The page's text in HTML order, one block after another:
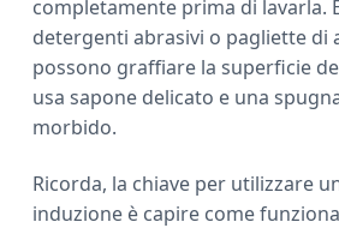
completamente prima di lavarla.
detergenti abrasivi o pagliette di
possono graffiare la superficie
usa sapone delicato e una
morbido.
Ricorda, la chiave per utilizzare
induzione è capire come